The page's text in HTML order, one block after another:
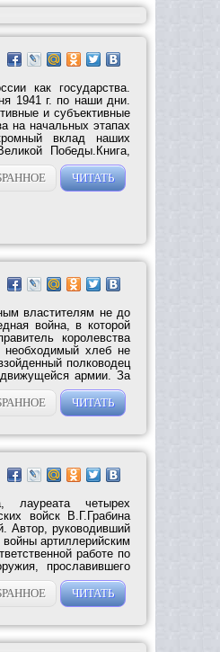
как государства.
1941 г. по наши дни.
и субъективные
на начальных этапах
вклад наших
Победы.Книга,
ЧИТАТЬ
властителям не до
война, в которой
королевства
необходимый хлеб не
полководец
армии. За
ЧИТАТЬ
лауреата четырех
войск В.Г.Грабина
Автор, руководивший
артиллерийским
работе по
прославившего
ЧИТАТЬ